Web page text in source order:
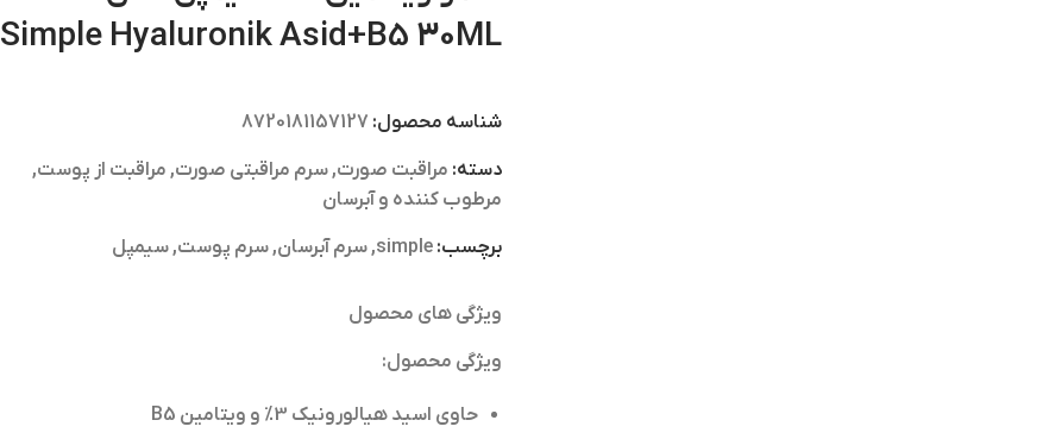
Simple Hyaluronik Asid+B5 30ML
شناسه محصول: 8720181157127
دسته: مراقبت صورت,سرم مراقبتی صورت, مراقبت از پوست,
مرطوب کننده و آبرسان
برچسب: simple
,سرم آبرسان,سرم پوست,سیمپل
ویژگی های محصول
ویژگی محصول:
حاوی اسید هیالورونیک 3% و ویتامین B5